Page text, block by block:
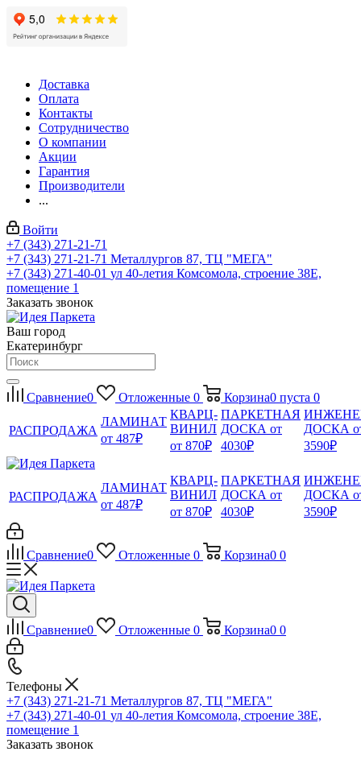
Доставка
Оплата
Контакты
Сотрудничество
О компании
Акции
Гарантия
Производители
...
Войти
+7 (343) 271-21-71
+7 (343) 271-21-71 Металлургов 87, ТЦ "МЕГА"
+7 (343) 271-40-01 ул 40-летия Комсомола, строение 38Е,
помещение 1
Заказать звонок
Ваш город
Екатеринбург
Сравнение0 Отложенные 0 Корзина0 пуста 0
РАСПРОДАЖА
ЛАМИНАТ
от 487₽
КВАРЦ-
ВИНИЛ
от 870₽
ПАРКЕТНАЯ
ДОСКА от
4030₽
ДОСКА
3590₽
РАСПРОДАЖА
ЛАМИНАТ
от 487₽
КВАРЦ-
ВИНИЛ
от 870₽
ПАРКЕТНАЯ
ДОСКА от
4030₽
ДОСКА
3590₽
Сравнение0 Отложенные 0 Корзина0 0
Сравнение0 Отложенные 0 Корзина0 0
Телефоны
+7 (343) 271-21-71 Металлургов 87, ТЦ "МЕГА"
+7 (343) 271-40-01 ул 40-летия Комсомола, строение 38Е,
помещение 1
Заказать звонок